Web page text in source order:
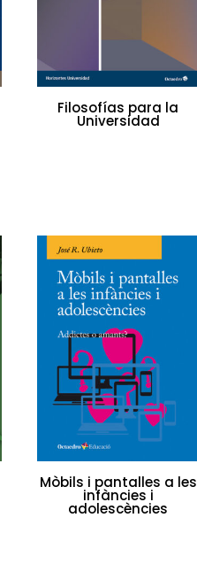
Filosofías para la
Universidad
Mòbils i pantalles a les
infàncies i
adolescències